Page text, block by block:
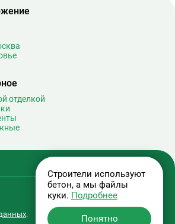
1
15
отделкой
.
Строители используют
бетон, а мы файлы
куки. Подробнее
Понятно